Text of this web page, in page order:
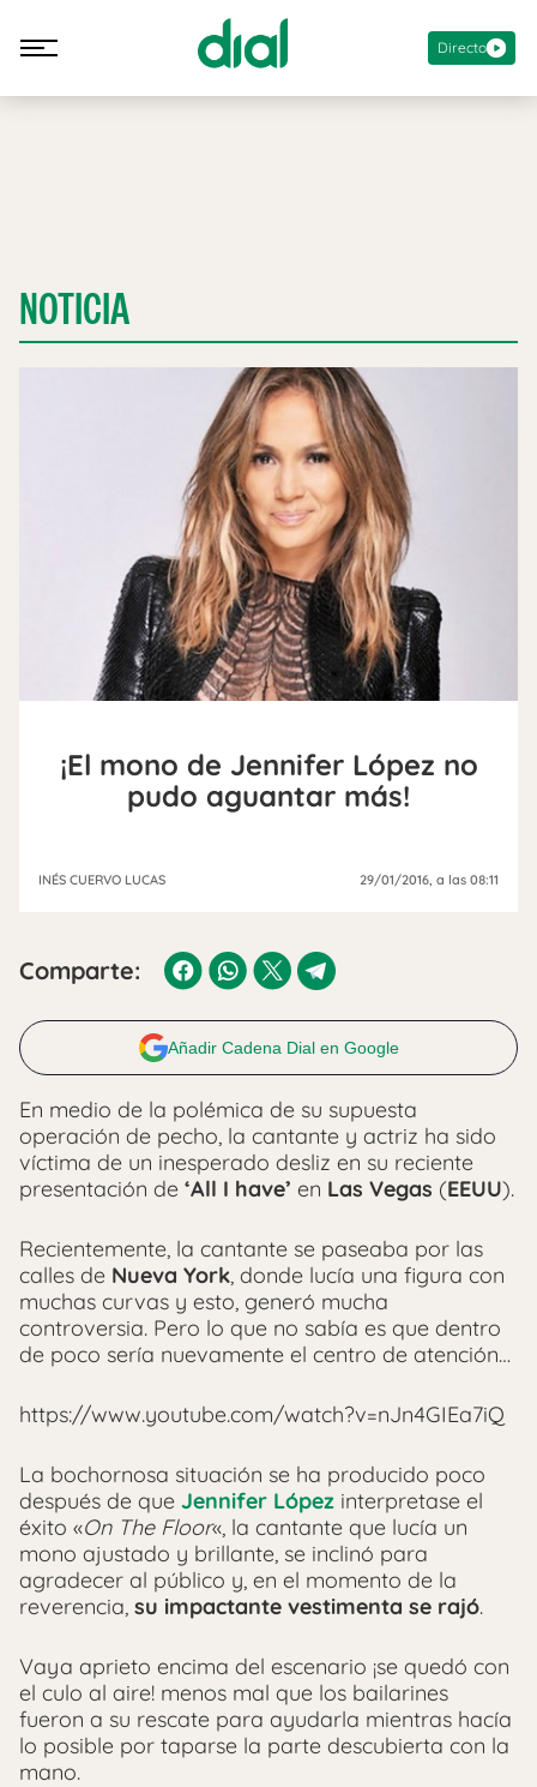
Directo
NOTICIA
¡El mono de Jennifer López no
pudo aguantar más!
INÉS CUERVO LUCAS 29/01/2016 , a las 08:11
Comparte:
Añadir Cadena Dial en Google
En medio de la polémica de su supuesta
operación de pecho, la cantante y actriz ha sido
víctima de un inesperado desliz en su reciente
presentación de ‘All I have’ en Las Vegas (EEUU).
Recientemente, la cantante se paseaba por las
calles de Nueva York, donde lucía una figura con
muchas curvas y esto, generó mucha
controversia. Pero lo que no sabía es que dentro
de poco sería nuevamente el centro de atención…
https://www.youtube.com/watch?v=nJn4GIEa7iQ
La bochornosa situación se ha producido poco
después de que Jennifer López interpretase el
éxito «On The Floor«, la cantante que lucía un
mono ajustado y brillante, se inclinó para
agradecer al público y, en el momento de la
reverencia, su impactante vestimenta se rajó.
Vaya aprieto encima del escenario ¡se quedó con
el culo al aire! menos mal que los bailarines
fueron a su rescate para ayudarla mientras hacía
lo posible por taparse la parte descubierta con la
mano.